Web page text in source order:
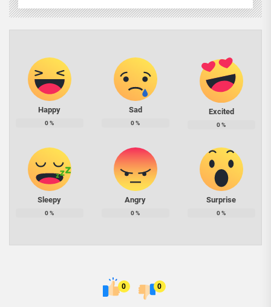
Happy
0%
Sad
0%
Excited
0%
Sleepy
0%
Angry
0%
Surprise
0%
0 0